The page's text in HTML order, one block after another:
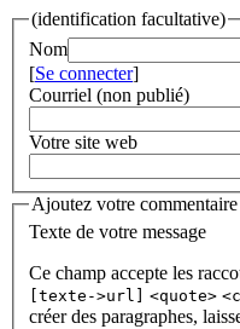
(identification facultative)
Nom
[Se connecter]
Courriel (non publié)
Votre site web
Ajoutez votre
Texte de votre message
Ce champ accepte les
[texte->url]
<quote>
créer des paragraphes,